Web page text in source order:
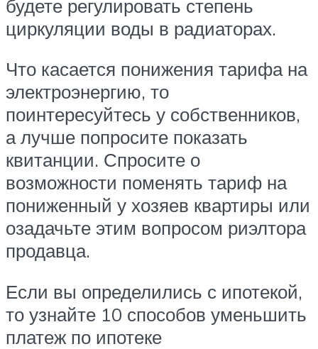
будете регулировать степень
циркуляции воды в радиаторах.
Что касается понижения тарифа на
электроэнергию, то
поинтересуйтесь у собственников,
а лучше попросите показать
квитанции. Спросите о
возможности поменять тариф на
пониженный у хозяев квартиры или
озадачьте этим вопросом риэлтора
продавца.
Если вы определились с ипотекой,
то узнайте 10 способов уменьшить
платеж по ипотеке